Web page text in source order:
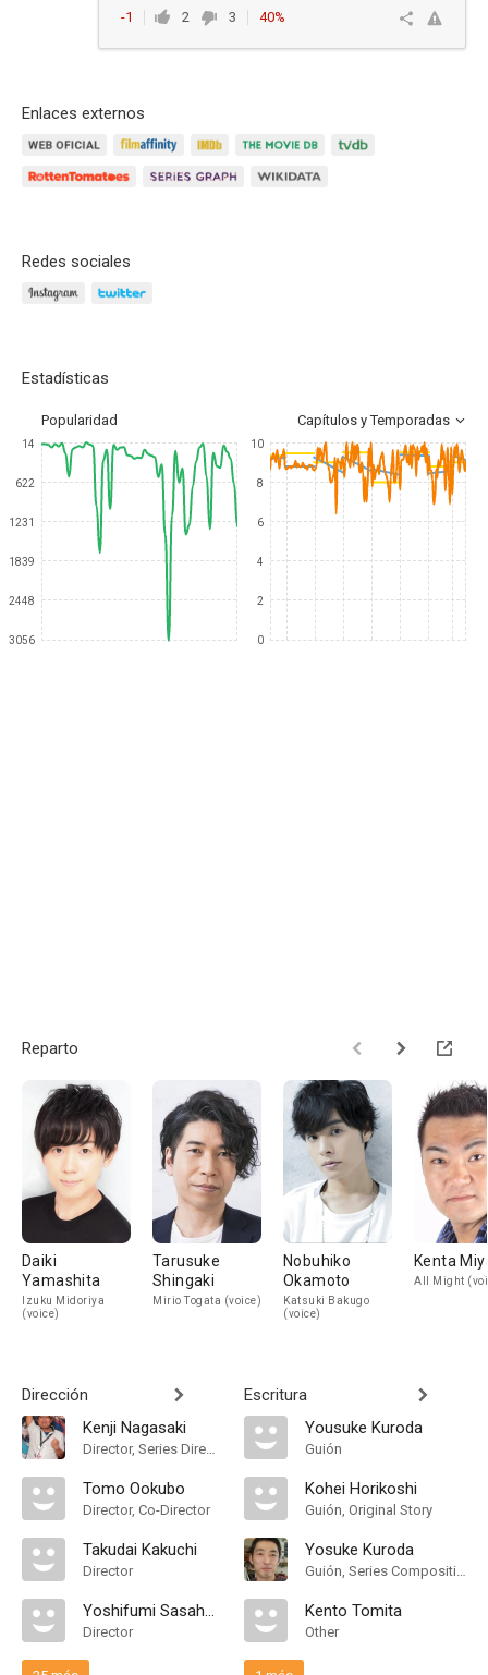
-1 2 3
40%
Enlaces externos
Redes sociales
Estadísticas
Popularidad Capítulos y Temporadas
14
622
1231
1839
2448
3056
10
8
6
4
2
0
Reparto
Daiki
Yamashita
Izuku Midoriya
(voice)
Tarusuke
Shingaki
Mirio Togata (voice)
Nobuhiko
Okamoto
Katsuki Bakugo
(voice)
Kenta
All Might
Dirección
Kenji Nagasaki
Director, Series Director
Tomo Ookubo
Director, Co-Director
Takudai Kakuchi
Director
Yoshifumi Sasahara
Director
Escritura
Yousuke Kuroda
Guión
Kohei Horikoshi
Guión, Original Story
Yosuke Kuroda
Guión, Series Composition
Kento Tomita
Other